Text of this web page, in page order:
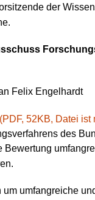
der
Felix Engelhardt
52KB, Datei ist
des
Bewertung
um umfangreiche